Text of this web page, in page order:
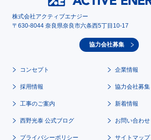
株式会社アクティブエナジー
〒630-8044 奈良県奈良市六条西5丁目10-17
協力会社募集
コンセプト 企業情報
採用情報 協力会社募集
工事のご案内 新着情報
西野光泰 公式ブログ お問い合わせ
プライバシーポリシー サイトマップ